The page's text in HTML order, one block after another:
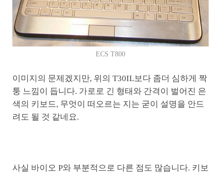
ECS T800
이미지의 문제겠지만, 위의 T30IL보다 좀더 심하게 짝
퉁 느낌이 듭니다. 가로로 긴 형태와 간격이 벌어진 은
색의 키보드, 무엇이 떠오르는 지는 굳이 설명을 안드
려도 될 것 같네요.
사실 바이오 P와 부분적으로 다른 점도 많습니다. 키보